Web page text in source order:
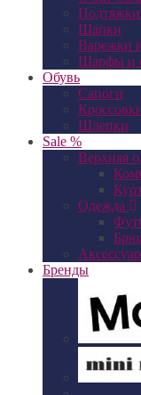
Шапки
Варежки
Шарфы и
Обувь
Сапоги
Шлепки
Sale %
Верхняя
Одежда
Бренды